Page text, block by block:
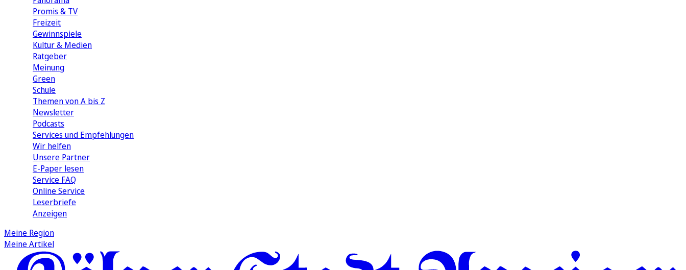
Promis & TV
Freizeit
Gewinnspiele
Kultur & Medien
Ratgeber
Meinung
Green
Schule
Themen von A bis Z
Newsletter
Podcasts
Services und Empfehlungen
Wir helfen
Unsere Partner
E-Paper lesen
Service FAQ
Online Service
Leserbriefe
Anzeigen
Meine Region
Meine Artikel